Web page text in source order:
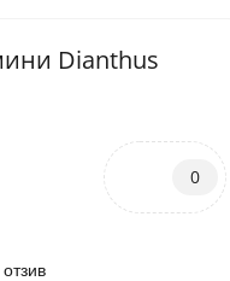
Dianthus
0